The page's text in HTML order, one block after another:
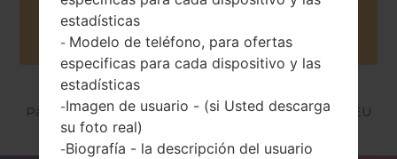
Buy accessories on Amazon
Página principal →Serie → LG L80 Dual →LGD373EU
estadísticas
- Modelo de teléfono, para ofertas
especificas para cada dispositivo y las
estadísticas
-Imagen de usuario - (si Usted descarga
su foto real)
-Biografía - la descripción del usuario